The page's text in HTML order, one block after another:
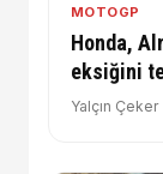
MOTOGP
Honda,
eksiğini
Yalçın Çeker